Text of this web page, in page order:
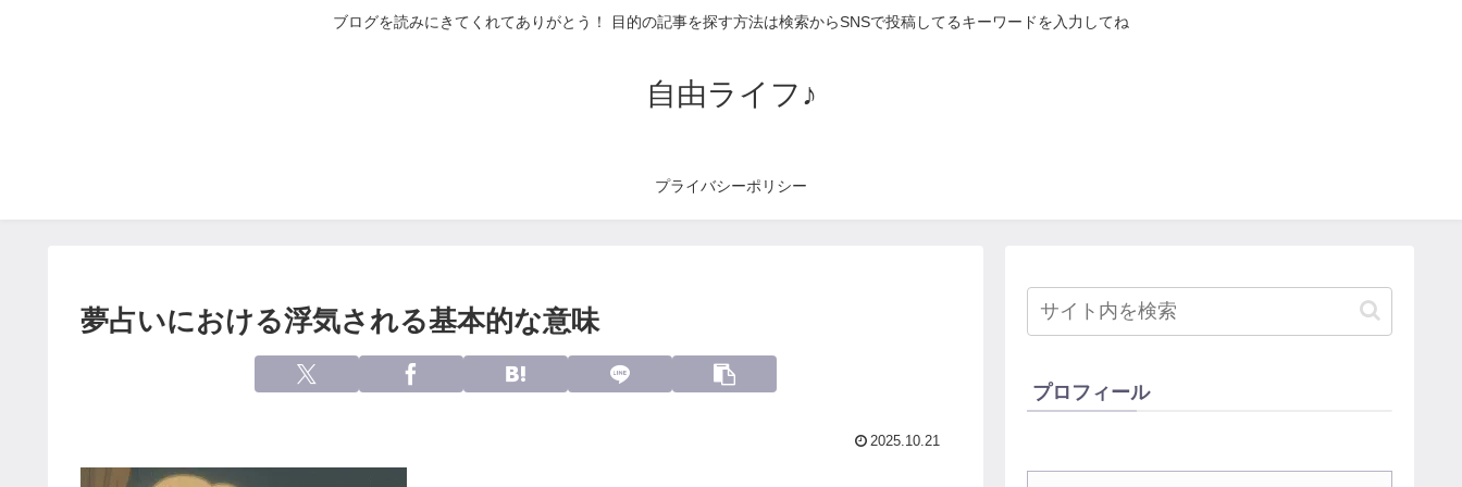
ブログを読みにきてくれてありがとう！ 目的の記事を探す方法は検索からSNSで投稿してるキーワードを入力してね
自由ライフ♪
プライバシーポリシー
夢占いにおける浮気される基本的な意味
2025.10.21
プロフィール